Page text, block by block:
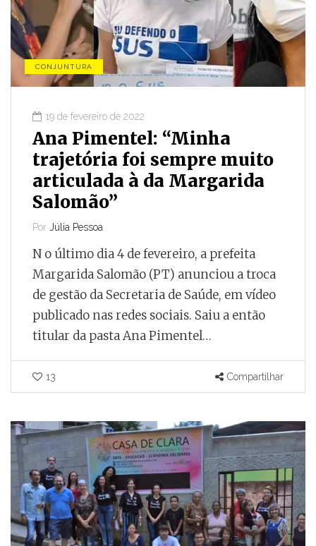
CONJUNTURA
19 de fevereiro de 2022
Ana Pimentel: “Minha
trajetória foi sempre muito
articulada à da Margarida
Salomão”
Por Júlia Pessoa
N o último dia 4 de fevereiro, a prefeita
Margarida Salomão (PT) anunciou a troca
de gestão da Secretaria de Saúde, em vídeo
publicado nas redes sociais. Saiu a então
titular da pasta Ana Pimentel…
13 Compartilhar